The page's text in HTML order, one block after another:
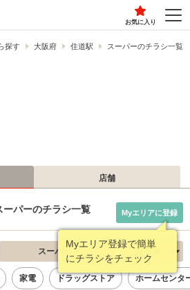
お気に入り
探す 大阪府 住道駅 スーパーのチラシ一覧
店舗
パーのチラシ一覧 Myエリアに登録
スーパー 新着順
家電 ドラッグストア ホームセンタ